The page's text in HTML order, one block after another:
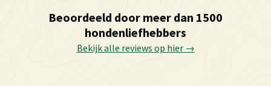
Beoordeeld door meer dan 1500
hondenliefhebbers
Bekijk alle reviews op hier →